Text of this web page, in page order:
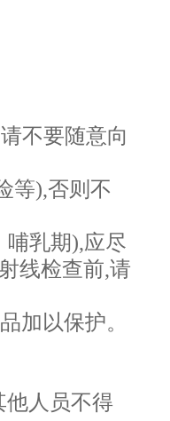
不要随意向
等),否则不
哺乳期),应尽
线检查前,请
加以保护。
他人员不得